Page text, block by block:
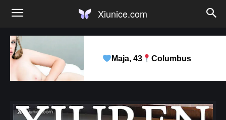
Xiunice.com
Maja, 43 Columbus